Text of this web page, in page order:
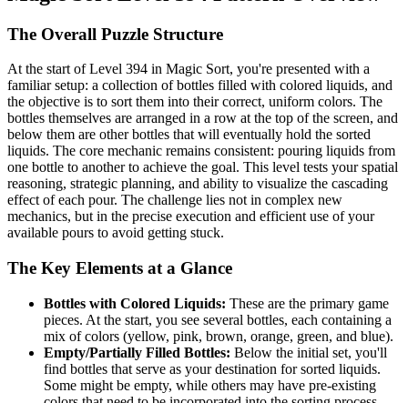
The Overall Puzzle Structure
At the start of Level 394 in Magic Sort, you're presented with a
familiar setup: a collection of bottles filled with colored liquids, and
the objective is to sort them into their correct, uniform colors. The
bottles themselves are arranged in a row at the top of the screen, and
below them are other bottles that will eventually hold the sorted
liquids. The core mechanic remains consistent: pouring liquids from
one bottle to another to achieve the goal. This level tests your spatial
reasoning, strategic planning, and ability to visualize the cascading
effect of each pour. The challenge lies not in complex new
mechanics, but in the precise execution and efficient use of your
available pours to avoid getting stuck.
The Key Elements at a Glance
Bottles with Colored Liquids: These are the primary game
pieces. At the start, you see several bottles, each containing a
mix of colors (yellow, pink, brown, orange, green, and blue).
Empty/Partially Filled Bottles: Below the initial set, you'll
find bottles that serve as your destination for sorted liquids.
Some might be empty, while others may have pre-existing